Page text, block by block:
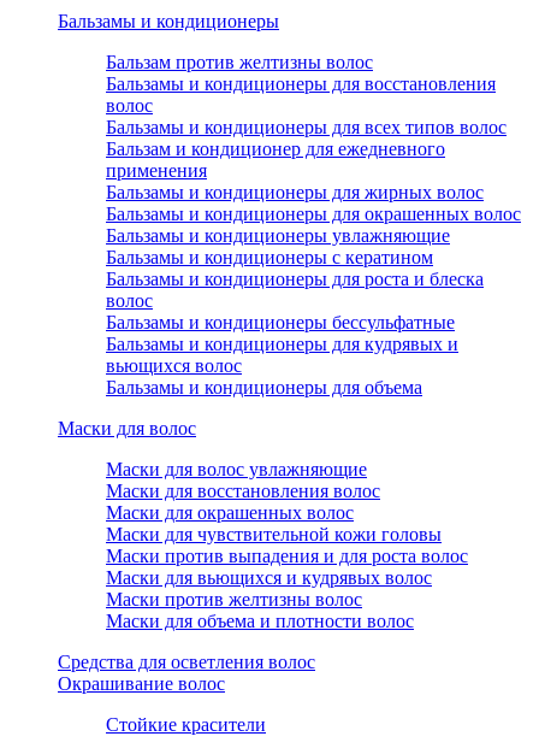
Бальзамы и кондиционеры
Бальзам против желтизны волос
Бальзамы и кондиционеры для восстановления
волос
Бальзамы и кондиционеры для всех типов волос
Бальзам и кондиционер для ежедневного
применения
Бальзамы и кондиционеры для жирных волос
Бальзамы и кондиционеры для окрашенных волос
Бальзамы и кондиционеры увлажняющие
Бальзамы и кондиционеры с кератином
Бальзамы и кондиционеры для роста и блеска
волос
Бальзамы и кондиционеры бессульфатные
Бальзамы и кондиционеры для кудрявых и
вьющихся волос
Бальзамы и кондиционеры для объема
Маски для волос
Маски для волос увлажняющие
Маски для восстановления волос
Маски для окрашенных волос
Маски для чувствительной кожи головы
Маски против выпадения и для роста волос
Маски для вьющихся и кудрявых волос
Маски против желтизны волос
Маски для объема и плотности волос
Средства для осветления волос
Окрашивание волос
Стойкие красители